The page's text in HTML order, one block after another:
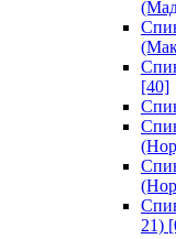
[40]
21)